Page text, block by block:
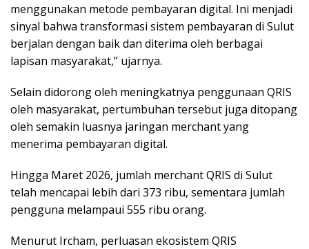
menggunakan metode pembayaran digital. Ini menjadi
sinyal bahwa transformasi sistem pembayaran di Sulut
berjalan dengan baik dan diterima oleh berbagai
lapisan masyarakat,” ujarnya.
Selain didorong oleh meningkatnya penggunaan QRIS
oleh masyarakat, pertumbuhan tersebut juga ditopang
oleh semakin luasnya jaringan merchant yang
menerima pembayaran digital.
Hingga Maret 2026, jumlah merchant QRIS di Sulut
telah mencapai lebih dari 373 ribu, sementara jumlah
pengguna melampaui 555 ribu orang.
Menurut Ircham, perluasan ekosistem QRIS